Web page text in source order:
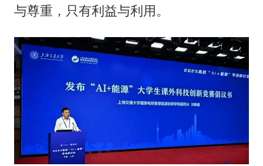
与尊重，只有利益与利用。